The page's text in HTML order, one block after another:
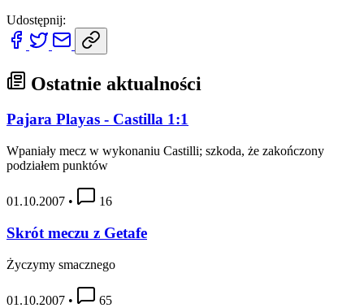
Udostępnij:
Ostatnie aktualności
Pajara Playas - Castilla 1:1
Wpaniały mecz w wykonaniu Castilli; szkoda, że zakończony
podziałem punktów
01.10.2007 • 16
Skrót meczu z Getafe
Życzymy smacznego
01.10.2007 • 65